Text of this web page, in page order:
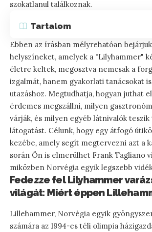
szokatlanul találkoznak.
Tartalom
Ebben az írásban mélyrehatóan
helyszíneket, amelyek a "Lilyhammer"
életre keltek, megosztva nemcsak a
izgalmát, hanem gyakorlati tanácsokat
utazáshoz. Megtudhatja, hogyan juthat
érdemes megszállni, milyen
várják, és milyen egyéb látnivalók teszik
látogatást. Célunk, hogy egy átfogó
kezébe, amely segít megtervezni azt a
során Ön is elmerülhet Frank Tagliano
miközben Norvégia egyik legszebb
Fedezze fel Lilyhammer
világát: Miért éppen
Lillehammer, Norvégia egyik
számára az 1994-es téli olimpia